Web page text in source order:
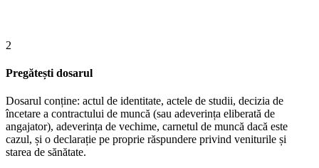
2
Pregătești dosarul
Dosarul conține: actul de identitate, actele de studii, decizia de
încetare a contractului de muncă (sau adeverința eliberată de
angajator), adeverința de vechime, carnetul de muncă dacă este
cazul, și o declarație pe proprie răspundere privind veniturile și
starea de sănătate.